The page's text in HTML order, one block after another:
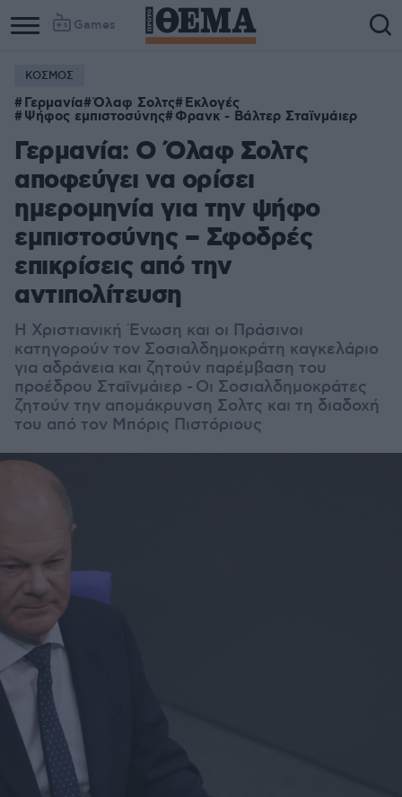
Games
ΚΟΣΜΟΣ
Γερμανία Όλαφ Σολτς Εκλογές
Ψήφος εμπιστοσύνης Φρανκ - Βάλτερ Σταϊνμάιερ
Γερμανία: Ο Όλαφ Σολτς
αποφεύγει να ορίσει
ημερομηνία για την ψήφο
εμπιστοσύνης – Σφοδρές
επικρίσεις από την
αντιπολίτευση
Η Χριστιανική Ένωση και οι Πράσινοι
κατηγορούν τον Σοσιαλδημοκράτη καγκελάριο
για αδράνεια και ζητούν παρέμβαση του
προέδρου Σταϊνμάιερ - Οι Σοσιαλδημοκράτες
ζητούν την απομάκρυνση Σολτς και τη διαδοχή
του από τον Μπόρις Πιστόριους